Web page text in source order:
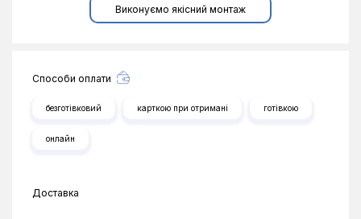
Виконуємо якісний монтаж
Способи оплати
безготівковий карткою при отримані готівкою
онлайн
Доставка